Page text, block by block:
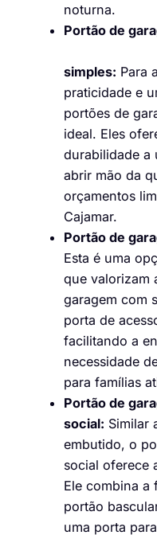
noturna.
Portão de
simples: Para
praticidade e
portões de
ideal. Eles
durabilidade a
abrir mão da
orçamentos
Cajamar.
Portão de
Esta é uma
que valorizam
garagem com
porta de
facilitando a
necessidade
para famílias
Portão de
social: Similar
embutido, o
social oferece
Ele combina a
portão
uma porta